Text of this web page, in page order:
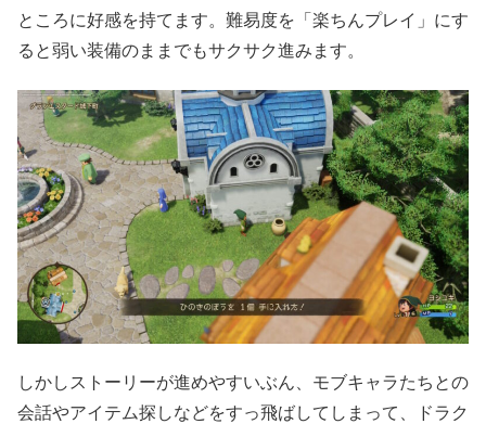
ところに好感を持てます。難易度を「楽ちんプレイ」にす
ると弱い装備のままでもサクサク進みます。
しかしストーリーが進めやすいぶん、モブキャラたちとの
会話やアイテム探しなどをすっ飛ばしてしまって、ドラク